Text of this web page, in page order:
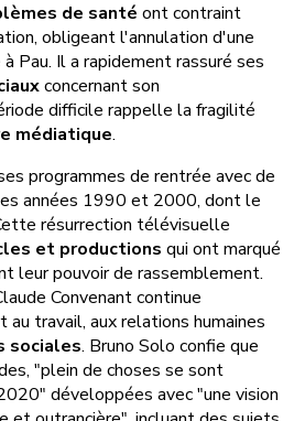
de santé ont contraint
obligeant l'annulation d'une
Pau. Il a rapidement rassuré ses
concernant son
difficile rappelle la fragilité
médiatique.
programmes de rentrée avec de
années 1990 et 2000, dont le
résurrection télévisuelle
et productions qui ont marqué
leur pouvoir de rassemblement.
Convenant continue
travail, aux relations humaines
sociales. Bruno Solo confie que
"plein de choses se sont
développées avec "une vision